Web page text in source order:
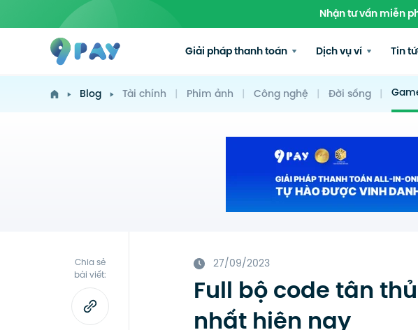
Nhận tư vấn miễn
Giải pháp thanh toán Dịch vụ ví Tin
Blog Tài chính | Phim ảnh | Công nghệ | Đời sống |
Chia sẻ
bài viết:
27/09/2023
Full bộ code tân